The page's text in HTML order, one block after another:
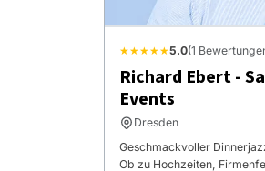
★★★★★5.0(1
Richard Ebert -
Events
Dresden
Geschmackvoller
Ob zu Hochzeiten,